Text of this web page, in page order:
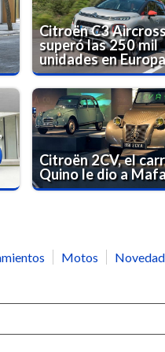
Citroën C3
superó las 250 mil
unidades en Europa
Citroën 2CV, el
Quino le dio a
Motos